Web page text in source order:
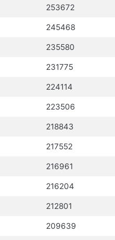
253672
245468
235580
231775
224114
223506
218843
217552
216961
216204
212801
209639